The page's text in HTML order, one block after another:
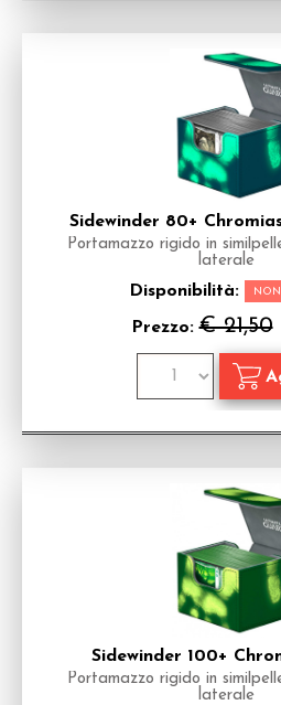
Sidewinder 80+
Portamazzo rigido in
laterale
Disponibilità:
Prezzo:€ 21,50
Sidewinder 100+
Portamazzo rigido in
laterale